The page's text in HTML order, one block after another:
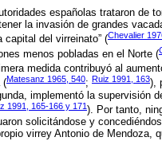
españolas trataron de
la invasión de grandes
del virreinato” (Chevalier
menos pobladas en el Norte (
medida contribuyó al
(Matesanz 1965, 540; Ruiz 1991, 163),
implementó la supervisión
1991, 165-166 y 171). Por tanto,
solicitándose y
virrey Antonio de Mendoza,